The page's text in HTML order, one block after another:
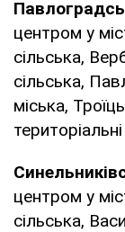
центром у
сільська,
сільська,
міська,
центром у
сільська,